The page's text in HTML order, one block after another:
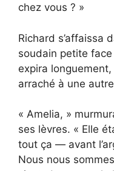
chez vous ? »
Richard s’affaissa
soudain petite face
expira
arraché à une
« Amelia, »
ses lèvres. « Elle
tout ça — avant
Nous nous